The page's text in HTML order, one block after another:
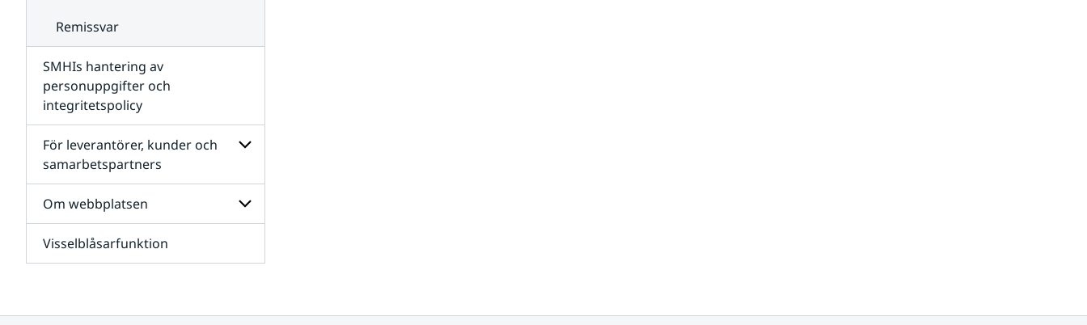
Remissvar
SMHIs hantering av
personuppgifter och
integritetspolicy
För leverantörer, kunder och
samarbetspartners
Undersidor
för
och
Om webbplatsen
för
Visselblåsarfunktion